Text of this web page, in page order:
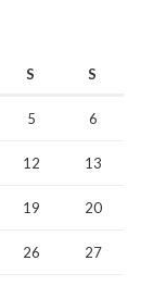
S S
5 6
12 13
19 20
26 27